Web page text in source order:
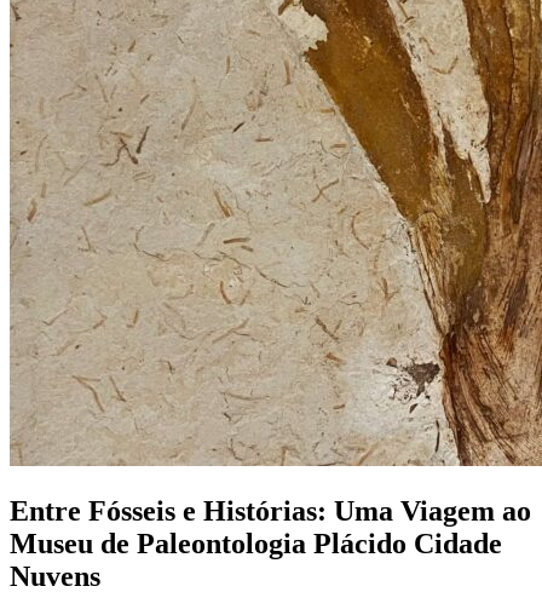
Entre Fósseis e Histórias: Uma Viagem ao
Museu de Paleontologia Plácido Cidade
Nuvens